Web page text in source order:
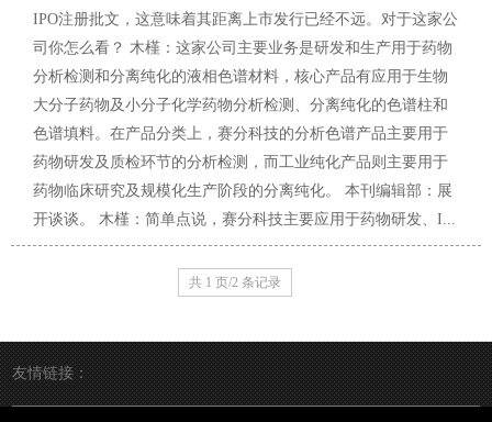
IPO注册批文，这意味着其距离上市发行已经不远。对于这家公
司你怎么看？ 木槿：这家公司主要业务是研发和生产用于药物
分析检测和分离纯化的液相色谱材料，核心产品有应用于生物
大分子药物及小分子化学药物分析检测、分离纯化的色谱柱和
色谱填料。在产品分类上，赛分科技的分析色谱产品主要用于
药物研发及质检环节的分析检测，而工业纯化产品则主要用于
药物临床研究及规模化生产阶段的分离纯化。 本刊编辑部：展
开谈谈。 木槿：简单点说，赛分科技主要应用于药物研发、I...
共 1 页/2 条记录
友情链接：